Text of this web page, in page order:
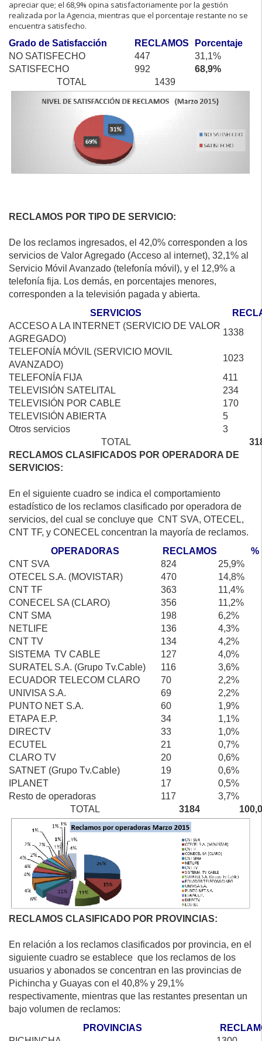
apreciar que; el 68,9% opina satisfactoriamente por la gestión
realizada por la Agencia, mientras que el porcentaje restante no se
encuentra satisfecho.
Grado de Satisfacción RECLAMOS
Porcentaje
NO SATISFECHO
447
31,1%
SATISFECHO
992
68,9%
TOTAL
1439
RECLAMOS POR TIPO DE SERVICIO:
De los reclamos ingresados, el 42,0% corresponden a los
servicios de Valor Agregado (Acceso al internet), 32,1% al
Servicio Móvil Avanzado (telefonía móvil), y el 12,9% a
telefonía fija. Los demás, en porcentajes menores,
corresponden a la televisión pagada y abierta.
SERVICIOS
ACCESO A LA INTERNET (SERVICIO DE VALOR
AGREGADO)
1338
TELEFONÍA MÓVIL (SERVICIO MOVIL
AVANZADO)
1023
TELEFONÍA FIJA
411
TELEVISIÓN SATELITAL
234
TELEVISIÓN POR CABLE
170
TELEVISIÓN ABIERTA
5
Otros servicios
3
TOTAL
RECLAMOS CLASIFICADOS POR OPERADORA DE
SERVICIOS:
En el siguiente cuadro se indica el comportamiento
estadístico de los reclamos clasificado por operadora de
servicios, del cual se concluye que CNT SVA, OTECEL,
CNT TF, y CONECEL concentran la mayoría de reclamos.
OPERADORAS
RECLAMOS
%
CNT SVA
824
25,9%
OTECEL S.A. (MOVISTAR)
470
14,8%
CNT TF
363
11,4%
CONECEL SA (CLARO)
356
11,2%
CNT SMA
198
6,2%
NETLIFE
136
4,3%
CNT TV
134
4,2%
SISTEMA TV CABLE
127
4,0%
SURATEL S.A. (Grupo Tv.Cable)
116
3,6%
ECUADOR TELECOM CLARO
70
2,2%
UNIVISA S.A.
69
2,2%
PUNTO NET S.A.
60
1,9%
ETAPA E.P.
34
1,1%
DIRECTV
33
1,0%
ECUTEL
21
0,7%
CLARO TV
20
0,6%
SATNET (Grupo Tv.Cable)
19
0,6%
IPLANET
17
0,5%
Resto de operadoras
117
3,7%
TOTAL
3184
RECLAMOS CLASIFICADO POR PROVINCIAS:
En relación a los reclamos clasificados por provincia, en el
siguiente cuadro se establece que los reclamos de los
usuarios y abonados se concentran en las provincias de
Pichincha y Guayas con el 40,8% y 29,1%
respectivamente, mientras que las restantes presentan un
bajo volumen de reclamos:
PROVINCIAS